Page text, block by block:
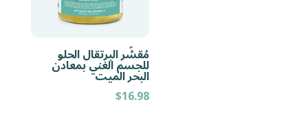
مُقشّر البرتقال الحلو
للجسم الغني بمعادن
البحر الميت
$16.98